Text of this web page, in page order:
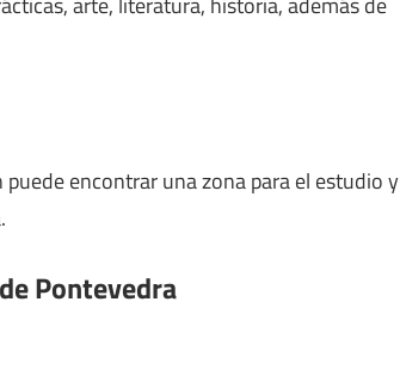
encontrar una zona para el estudio y
Pontevedra